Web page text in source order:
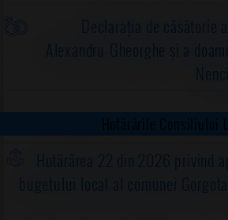
Declarația de căsătorie
Alexandru-Gheorghe și a
Hotărârile Consiliului
Hotărârea 22 din 2026 privind
bugetului local al comunei